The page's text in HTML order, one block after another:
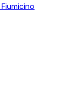
Fiumicino